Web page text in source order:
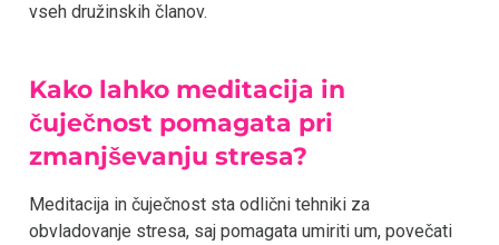
vseh družinskih članov.
Kako lahko meditacija in
čuječnost pomagata pri
zmanjševanju stresa?
Meditacija in čuječnost sta odlični tehniki za
obvladovanje stresa, saj pomagata umiriti um, povečati